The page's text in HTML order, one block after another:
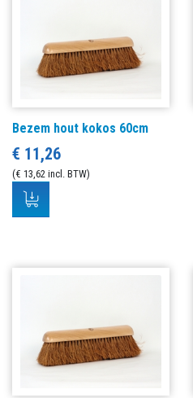
Bezem hout kokos 60cm
€ 11,26
(€ 13,62 incl. BTW)